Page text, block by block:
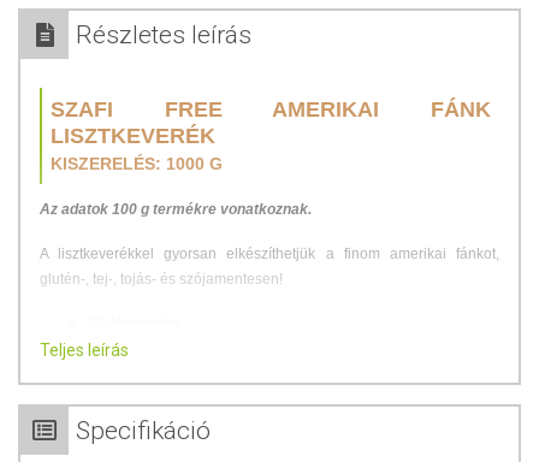
Részletes leírás
SZAFI FREE AMERIKAI FÁNK
LISZTKEVERÉK
KISZERELÉS: 1000 G
Az adatok 100 g termékre vonatkoznak.
A lisztkeverékkel gyorsan elkészíthetjük a finom amerikai fánkot,
glutén-, tej-, tojás- és szójamentesen!
Tejmentes
A Szafi Free Amerikai Fánk lisztkeverék élelmi rostokban gazdag, így
Teljes leírás
Specifikáció